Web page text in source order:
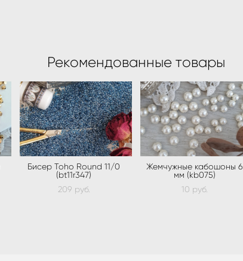
Рекомендованные товары
Бисер Toho Round 11/0
(bt11r347)
209 pуб.
Жемчужные кабошоны 6
мм (kb075)
10 pуб.